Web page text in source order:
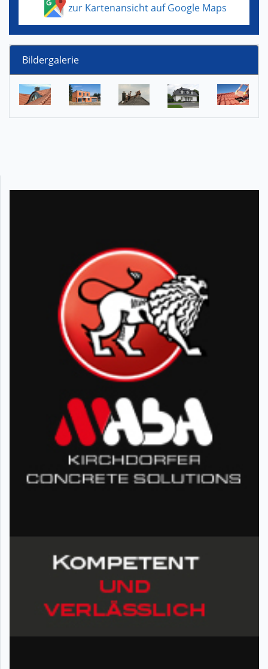
zur Kartenansicht auf Google Maps
Bildergalerie